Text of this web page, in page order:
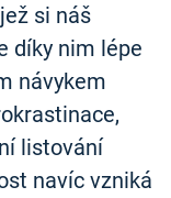
si náš
díky nim lépe
návykem
listování
navíc vzniká